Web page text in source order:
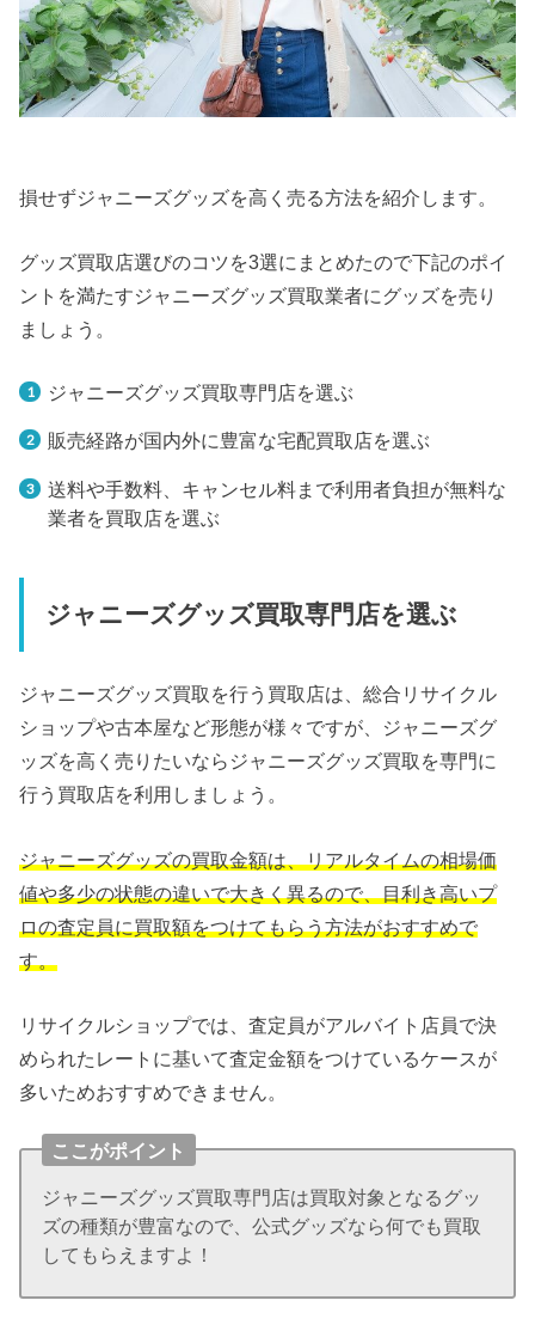
損せずジャニーズグッズを高く売る方法を紹介します。
グッズ買取店選びのコツを3選にまとめたので下記のポイ
ントを満たすジャニーズグッズ買取業者にグッズを売り
ましょう。
ジャニーズグッズ買取専門店を選ぶ
販売経路が国内外に豊富な宅配買取店を選ぶ
送料や手数料、キャンセル料まで利用者負担が無料な
業者を買取店を選ぶ
ジャニーズグッズ買取専門店を選ぶ
ジャニーズグッズ買取を行う買取店は、総合リサイクル
ショップや古本屋など形態が様々ですが、ジャニーズグ
ッズを高く売りたいならジャニーズグッズ買取を専門に
行う買取店を利用しましょう。
ジャニーズグッズの買取金額は、リアルタイムの相場価
値や多少の状態の違いで大きく異るので、目利き高いプ
ロの査定員に買取額をつけてもらう方法がおすすめで
す。
リサイクルショップでは、査定員がアルバイト店員で決
められたレートに基いて査定金額をつけているケースが
多いためおすすめできません。
ここがポイント
ジャニーズグッズ買取専門店は買取対象となるグッ
ズの種類が豊富なので、公式グッズなら何でも買取
してもらえますよ！